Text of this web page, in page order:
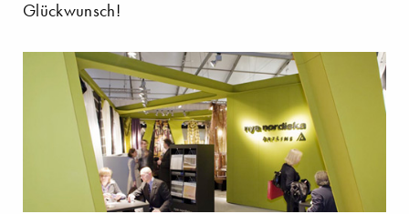
Glückwunsch!